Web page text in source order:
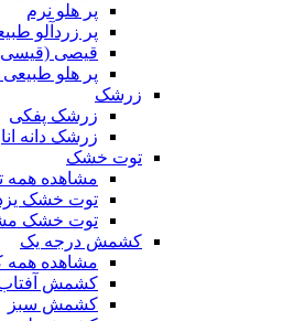
پر هلو نرم
پر زردآلو
قیصی (قیسی)
پر هلو
زرشک
زرشک پفکی
زرشک دانه
توت خشک
مشاهده همه
توت خشک
توت خشک
کشمش درجه یک
مشاهده
کشمش
کشمش سبز